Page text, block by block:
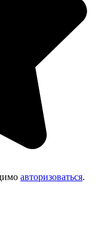
авторизоваться.